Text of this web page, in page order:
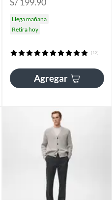
S/ 199.90
Llega mañana
Retira hoy
(12)
Agregar